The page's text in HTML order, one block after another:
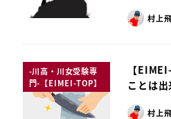
村上
-川高・川女受験専
門-【EIMEI-TOP】
【
ことは
村上